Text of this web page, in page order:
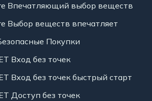
Впечатляющий выбор веществ
Выбор веществ впечатляет
Покупки
Вход без точек
Вход без точек быстрый старт
Доступ без точек